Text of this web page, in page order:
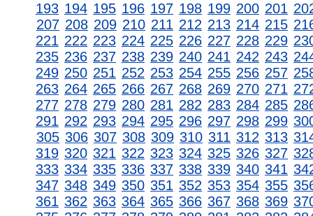
193 194 195 196 197 198 199 200 201
207 208 209 210 211 212 213 214 215
221 222 223 224 225 226 227 228 229
235 236 237 238 239 240 241 242 243
249 250 251 252 253 254 255 256 257
263 264 265 266 267 268 269 270 271
277 278 279 280 281 282 283 284 285
291 292 293 294 295 296 297 298 299
305 306 307 308 309 310 311 312 313
319 320 321 322 323 324 325 326 327
333 334 335 336 337 338 339 340 341
347 348 349 350 351 352 353 354 355
361 362 363 364 365 366 367 368 369